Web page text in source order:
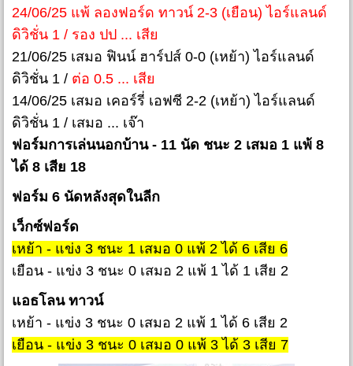
24/06/25 แพ้ ลองฟอร์ด ทาวน์ 2-3 (เยือน) ไอร์แลนด์
ดิวิชั่น 1 / รอง ปป ... เสีย
21/06/25 เสมอ ฟินน์ ฮาร์ปส์ 0-0 (เหย้า) ไอร์แลนด์
ดิวิชั่น 1 / ต่อ 0.5 ... เสีย
14/06/25 เสมอ เคอร์รี่ เอฟซี 2-2 (เหย้า) ไอร์แลนด์
ดิวิชั่น 1 / เสมอ ... เจ๊า
ฟอร์มการเล่นนอกบ้าน - 11 นัด ชนะ 2 เสมอ 1 แพ้ 8
ได้ 8 เสีย 18
ฟอร์ม 6 นัดหลังสุดในลีก
เว็กซ์ฟอร์ด
เหย้า - แข่ง 3 ชนะ 1 เสมอ 0 แพ้ 2 ได้ 6 เสีย 6
เยือน - แข่ง 3 ชนะ 0 เสมอ 2 แพ้ 1 ได้ 1 เสีย 2
แอธโลน ทาวน์
เหย้า - แข่ง 3 ชนะ 0 เสมอ 2 แพ้ 1 ได้ 6 เสีย 2
เยือน - แข่ง 3 ชนะ 0 เสมอ 0 แพ้ 3 ได้ 3 เสีย 7